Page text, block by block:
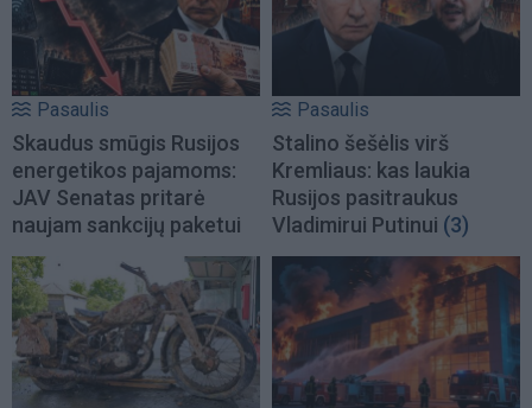
Pasaulis
Skaudus smūgis Rusijos
energetikos pajamoms:
JAV Senatas pritarė
naujam sankcijų paketui
Pasaulis
Stalino šešėlis virš
Kremliaus: kas laukia
Rusijos pasitraukus
Vladimirui Putinui (3)